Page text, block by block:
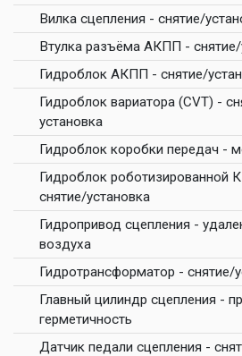
Вилка сцепления - снятие/
Втулка разъёма АКПП - снятие/
Гидроблок АКПП - снятие/
Гидроблок вариатора (CVT) -
установка
Гидроблок коробки передач -
Гидроблок роботизированной
снятие/установка
Гидропривод сцепления -
воздуха
Гидротрансформатор - снятие/
Главный цилиндр сцепления -
герметичность
Датчик педали сцепления -